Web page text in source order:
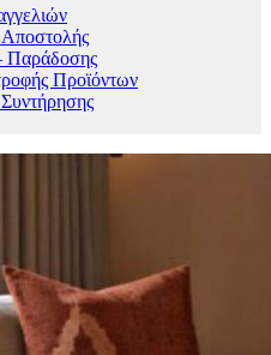
Παράδοσης
Προϊόντων